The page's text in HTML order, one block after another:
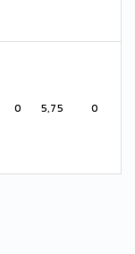
0 5,75 0